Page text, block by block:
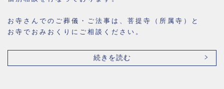
お寺さんでのご葬儀・ご法事は、菩提寺（所属寺）と
お寺でおみおくりにご相談ください。
続きを読む